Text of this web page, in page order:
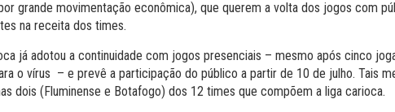
grande movimentação econômica), que querem a volta dos jogos com
na receita dos times.
já adotou a continuidade com jogos presenciais – mesmo após cinco
o vírus – e prevê a participação do público a partir de 10 de julho. Tais
dois (Fluminense e Botafogo) dos 12 times que compõem a liga carioca.